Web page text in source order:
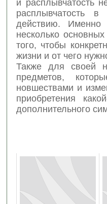
и расплывчатость
расплывчатость
действию. Именно
несколько
того, чтобы
жизни и от чего
Также для своей
предметов,
новшествами и
приобретения
дополнительного